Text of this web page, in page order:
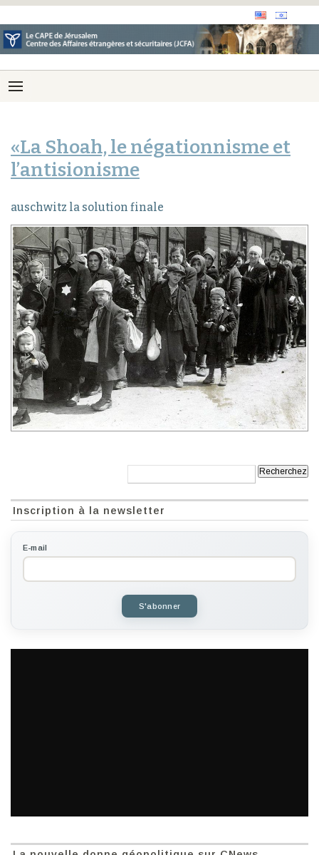
«La Shoah, le négationnisme et
l’antisionisme
auschwitz la solution finale
Recherche:
Inscription à la newsletter
E-mail
S'abonner